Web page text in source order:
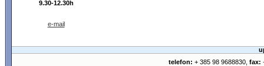
9.30-12.30h
e-mail
telefon: + 385 98 9688830, fax: